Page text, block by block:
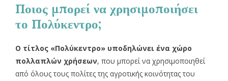
Ποιος μπορεί να χρησιμοποιήσει
το Πολύκεντρο;
Ο τίτλος «Πολύκεντρο» υποδηλώνει ένα χώρο
πολλαπλών χρήσεων, που μπορεί να χρησιμοποιηθεί
από όλους τους πολίτες της αγροτικής κοινότητας του